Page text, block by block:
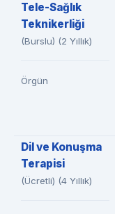
Tele-Sağlık
Teknikerliği
(Burslu) (2 Yıllık)
Örgün
Dil ve Konuşma
Terapisi
(Ücretli) (4 Yıllık)